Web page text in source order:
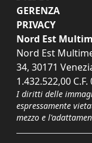
GERENZA
PRIVACY
Nord Est
Nord Est
34, 30171
1.432.522,00
I diritti delle
espressamente
mezzo e